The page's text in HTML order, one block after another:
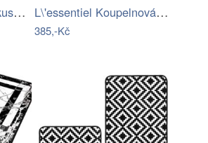
L\'essentiel Sada 2 kusů koupelnových… L\'essentiel Koupelnová předložka…
385,-Kč